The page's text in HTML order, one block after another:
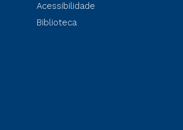
Acessibilidade
Biblioteca